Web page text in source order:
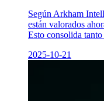
Según Arkham
están valorados
Esto consolida
2025-10-21